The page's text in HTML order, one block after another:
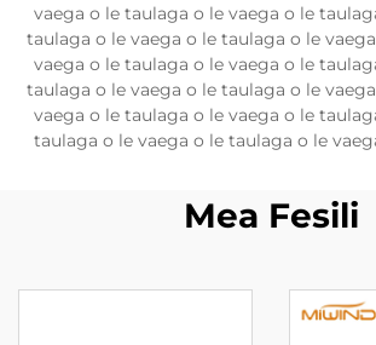
vaega o le taulaga o le vaega o le
taulaga o le vaega o le taulaga o le
vaega o le taulaga o le vaega o le
taulaga o le vaega o le taulaga o le
vaega o le taulaga o le vaega o le
taulaga o le vaega o le taulaga o le
Mea Fesili